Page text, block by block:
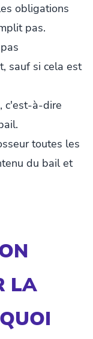
obligations
pas.
sauf si cela est
c'est-à-dire
toutes les
du bail et
LA